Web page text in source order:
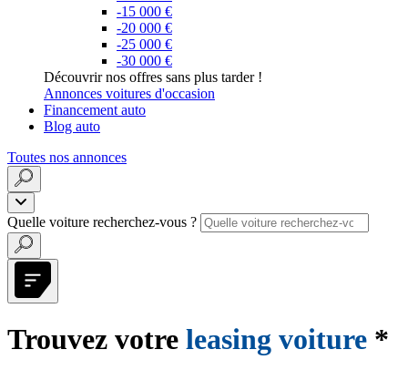
-15 000 €
-20 000 €
-25 000 €
-30 000 €
Découvrir nos offres sans plus tarder !
Annonces voitures d'occasion
Financement auto
Blog auto
Toutes nos annonces
Quelle voiture recherchez-vous ?
Trouvez votre leasing voiture *